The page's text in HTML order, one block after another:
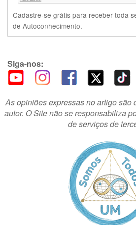
Cadastre-se grátis para receber toda
de Autoconhecimento.
Siga-nos:
As opiniões expressas no artigo são
autor. O Site não se responsabiliza
de serviços de